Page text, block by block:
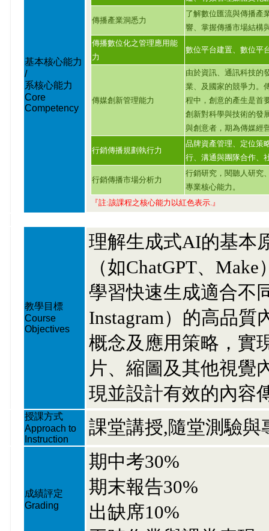
基本核心能力
/
系核心能力
Core
Competency
傳播產業洞悉力
了解數位匯流與傳播產
響、掌握傳播市場結構
傳播數位化之管理應用能
力
數位平台建置、數位平
傳媒創新管理能力
由於資訊、通訊科技的
業、及國家的競爭力。
程中，創意的產生是首
創新對科學與技術的發
與創意者，期為傳媒經
行銷傳播規劃執行力
品牌資產管理、定位策
行、溝通與團隊合作、
行銷傳播市場分析力
行銷研究，閱聽人研究
專業核心能力。
『註:該課程之核心能力以紅色表示.』
教學目標
Course
Objectives
理解生成式AI的基本
（如ChatGPT、
學習快速生成適合不
Instagram）的高品
概念及應用策略，實
片、縮圖及其他視覺
現並設計有效的內容
授課方式
Approach to
Instruction
課堂講授,隨堂測驗與
成績評定
Grading
期中考30%
期末報告30%
出缺席10%